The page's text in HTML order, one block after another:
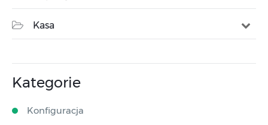
Kasa
Kategorie
Konfiguracja